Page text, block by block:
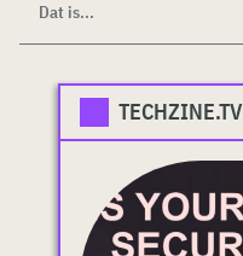
Dat is...
TECHZINE.TV